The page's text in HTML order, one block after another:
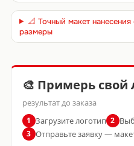
📐 Точный макет
размеры
🎨 Примерь свой
результат до заказа
1 Загрузите логотип 2
3 Отправьте заявку —